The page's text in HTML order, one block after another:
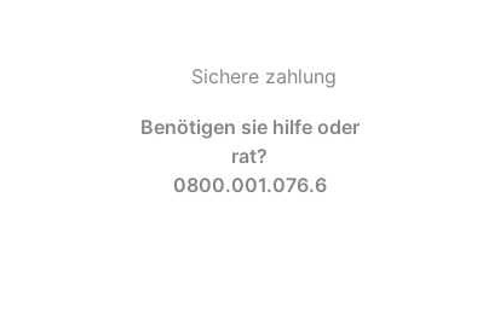
Sichere zahlung
Benötigen sie hilfe oder
rat?
0800.001.076.6